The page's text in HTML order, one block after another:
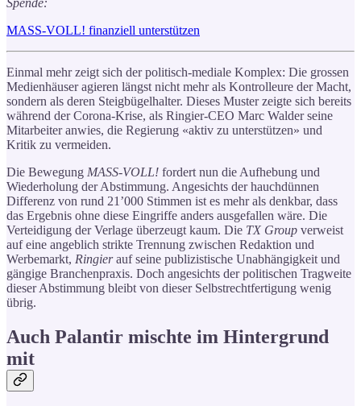
Spende:
MASS-VOLL! finanziell unterstützen
Einmal mehr zeigt sich der politisch-mediale Komplex: Die grossen
Medienhäuser agieren längst nicht mehr als Kontrolleure der Macht,
sondern als deren Steigbügelhalter. Dieses Muster zeigte sich bereits
während der Corona-Krise, als Ringier-CEO Marc Walder seine
Mitarbeiter anwies, die Regierung «aktiv zu unterstützen» und
Kritik zu vermeiden.
Die Bewegung MASS-VOLL! fordert nun die Aufhebung und
Wiederholung der Abstimmung. Angesichts der hauchdünnen
Differenz von rund 21’000 Stimmen ist es mehr als denkbar, dass
das Ergebnis ohne diese Eingriffe anders ausgefallen wäre. Die
Verteidigung der Verlage überzeugt kaum. Die TX Group verweist
auf eine angeblich strikte Trennung zwischen Redaktion und
Werbemarkt, Ringierauf seine publizistische Unabhängigkeit und
gängige Branchenpraxis. Doch angesichts der politischen Tragweite
dieser Abstimmung bleibt von dieser Selbstrechtfertigung wenig
übrig.
Auch Palantir mischte im Hintergrund
mit